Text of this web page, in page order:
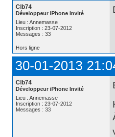
Clb74
Développeur iPhone Invité
Lieu : Annemasse
Inscription : 23-07-2012
Messages : 33
Hors ligne
30-01-2013
Clb74
Développeur iPhone Invité
Lieu : Annemasse
Inscription : 23-07-2012
Messages : 33